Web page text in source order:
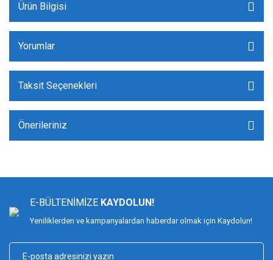
Ürün Bilgisi
Yorumlar
Taksit Seçenekleri
Önerileriniz
E-BÜLTENİMİZE KAYDOLUN!
Yeniliklerden ve kampanyalardan haberdar olmak için Kaydolun!